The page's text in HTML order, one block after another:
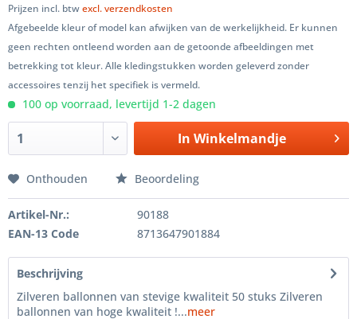
Prijzen incl. btwexcl. verzendkosten
Afgebeelde kleur of model kan afwijken van de werkelijkheid. Er kunnen
geen rechten ontleend worden aan de getoonde afbeeldingen met
betrekking tot kleur. Alle kledingstukken worden geleverd zonder
accessoires tenzij het specifiek is vermeld.
100 op voorraad, levertijd 1-2 dagen
In Winkelmandje
Onthouden Beoordeling
Artikel-Nr.:
90188
EAN-13 Code
8713647901884
Beschrijving
Zilveren ballonnen van stevige kwaliteit 50 stuks Zilveren
ballonnen van hoge kwaliteit !...meer